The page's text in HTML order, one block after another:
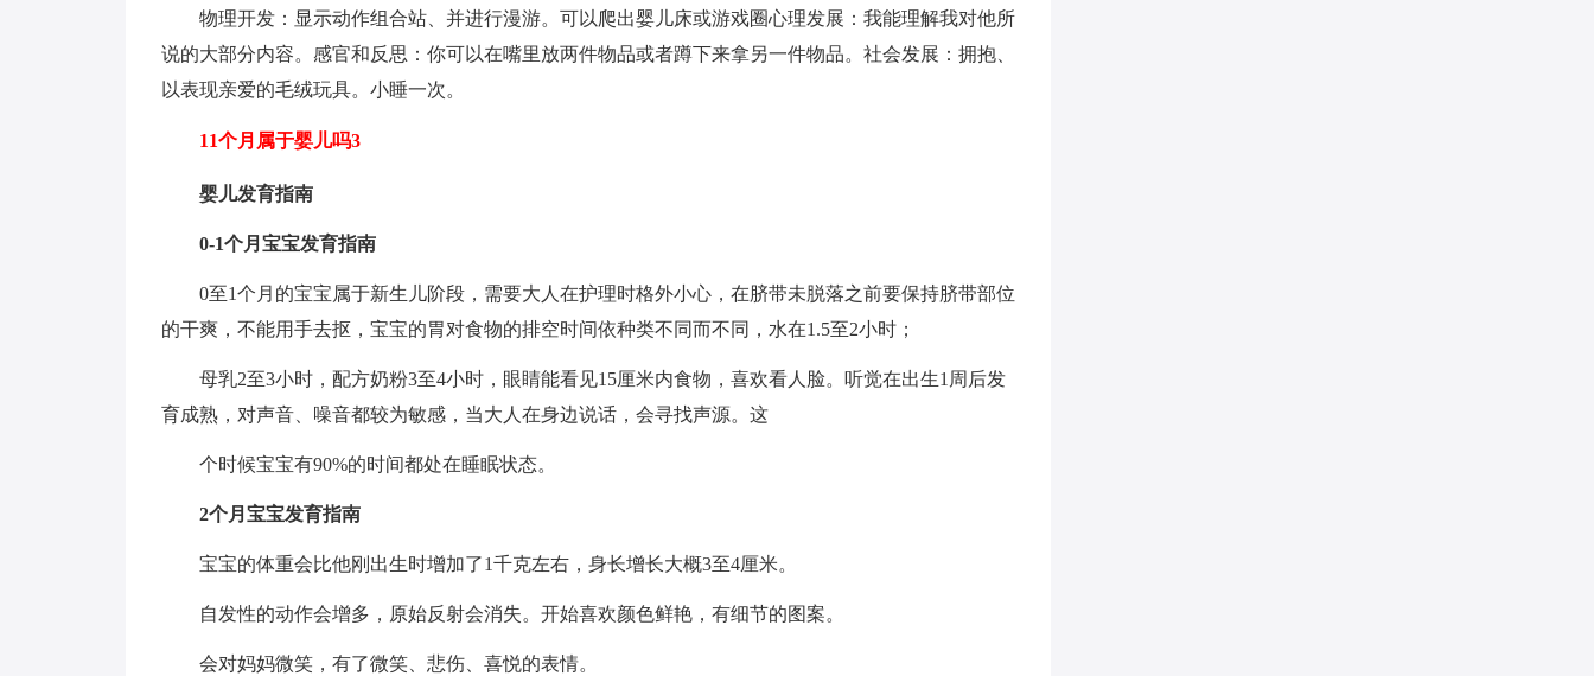
物理开发：显示动作组合站、并进行漫游。可以爬出婴儿床或游戏圈心理发展：我能理解我对他所
说的大部分内容。感官和反思：你可以在嘴里放两件物品或者蹲下来拿另一件物品。社会发展：拥抱、
以表现亲爱的毛绒玩具。小睡一次。
11个月属于婴儿吗3
婴儿发育指南
0-1个月宝宝发育指南
0至1个月的宝宝属于新生儿阶段，需要大人在护理时格外小心，在脐带未脱落之前要保持脐带部位
的干爽，不能用手去抠，宝宝的胃对食物的排空时间依种类不同而不同，水在1.5至2小时；
母乳2至3小时，配方奶粉3至4小时，眼睛能看见15厘米内食物，喜欢看人脸。听觉在出生1周后发
育成熟，对声音、噪音都较为敏感，当大人在身边说话，会寻找声源。这
个时候宝宝有90%的时间都处在睡眠状态。
2个月宝宝发育指南
宝宝的体重会比他刚出生时增加了1千克左右，身长增长大概3至4厘米。
自发性的动作会增多，原始反射会消失。开始喜欢颜色鲜艳，有细节的图案。
会对妈妈微笑，有了微笑、悲伤、喜悦的表情。